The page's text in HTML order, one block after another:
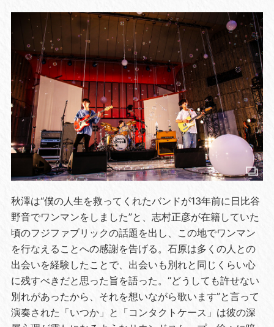
秋澤は“僕の人生を救ってくれたバンドが13年前に日比谷
野音でワンマンをしました”と、志村正彦が在籍していた
頃のフジファブリックの話題を出し、この地でワンマン
を行なえることへの感謝を告げる。石原は多くの人との
出会いを経験したことで、出会いも別れと同じくらい心
に残すべきだと思った旨を語った。“どうしても許せない
別れがあったから、それを想いながら歌います”と言って
演奏された「いつか」と「コンタクトケース」は彼の深